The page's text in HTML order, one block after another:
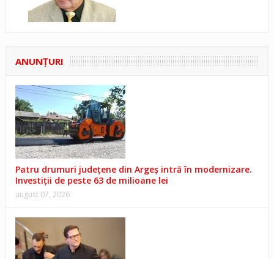
ANUNŢURI
Patru drumuri județene din Argeș intră în modernizare.
Investiții de peste 63 de milioane lei
august 07, 2026